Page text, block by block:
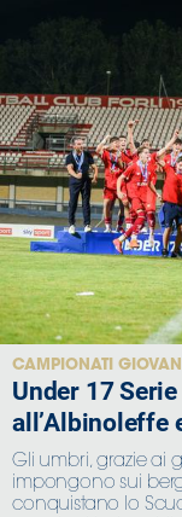
CAMPIONATI
Under 17
all’Albinoleffe
Gli umbri, grazie ai
impongono sui
conquistano lo